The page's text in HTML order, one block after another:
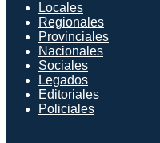
navegación
principal
Locales
Regionales
Provinciales
Nacionales
Sociales
Legados
Editoriales
Policiales